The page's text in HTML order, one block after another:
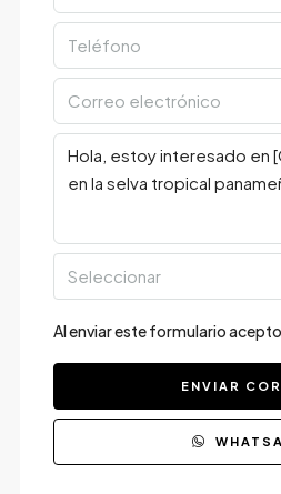
Seleccionar
Al enviar este formulario acepto
ENVIAR